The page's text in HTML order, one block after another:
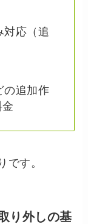
対応（追
の追加作
です。
り外しの基